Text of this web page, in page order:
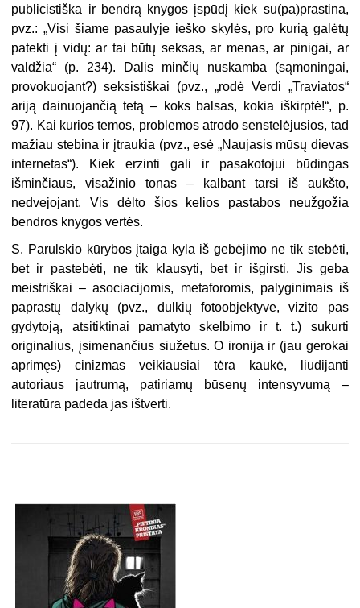
publicistiška ir bendrą knygos įspūdį kiek su(pa)prastina,
pvz.: „Visi šiame pasaulyje ieško skylės, pro kurią galėtų
patekti į vidų: ar tai būtų seksas, ar menas, ar pinigai, ar
valdžia“ (p. 234). Dalis minčių nuskamba (sąmoningai,
provokuojant?) seksistiškai (pvz., „rodė Verdi „Traviatos“
ariją dainuojančią tetą – koks balsas, kokia iškirptė!“, p.
97). Kai kurios temos, problemos atrodo senstelėjusios, tad
mažiau stebina ir įtraukia (pvz., esė „Naujasis mūsų dievas
internetas“). Kiek erzinti gali ir pasakotojui būdingas
išminčiaus, visažinio tonas – kalbant tarsi iš aukšto,
nedvejojant. Vis dėlto šios kelios pastabos neužgožia
bendros knygos vertės.
S. Parulskio kūrybos įtaiga kyla iš gebėjimo ne tik stebėti,
bet ir pastebėti, ne tik klausyti, bet ir išgirsti. Jis geba
meistriškai – asociacijomis, metaforomis, palyginimais iš
paprastų dalykų (pvz., dulkių fotoobjektyve, vizito pas
gydytoją, atsitiktinai pamatyto skelbimo ir t. t.) sukurti
originalius, įsimenančius siužetus. O ironija ir (jau gerokai
aprimęs) cinizmas veikiausiai tėra kaukė, liudijanti
autoriaus jautrumą, patiriamų būsenų intensyvumą –
literatūra padeda jas ištverti.